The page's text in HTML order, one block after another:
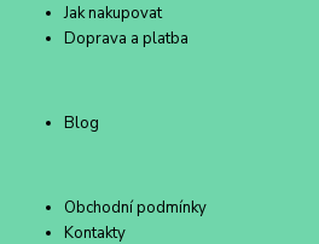
Jak nakupovat
Doprava a platba
Blog
Obchodní podmínky
Kontakty